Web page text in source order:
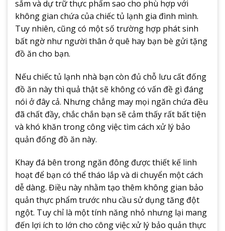
sắm và dự trữ thực phẩm sao cho phù hợp với
không gian chứa của chiếc tủ lạnh gia đình mình.
Tuy nhiên, cũng có một số trường hợp phát sinh
bất ngờ như người thân ở quê hay bạn bè gửi tặng
đồ ăn cho bạn.
Nếu chiếc tủ lạnh nhà bạn còn đủ chỗ lưu cất đống
đồ ăn này thì quả thật sẽ không có vấn đề gì đáng
nói ở đây cả. Nhưng chẳng may mọi ngăn chứa đều
đã chất đầy, chắc chắn bạn sẽ cảm thấy rất bất tiện
và khó khăn trong công việc tìm cách xử lý bảo
quản đống đồ ăn này.
Khay đá bên trong ngăn đông được thiết kế linh
hoạt để bạn có thể tháo lắp và di chuyển một cách
dễ dàng. Điều này nhằm tạo thêm không gian bảo
quản thực phẩm trước nhu cầu sử dụng tăng đột
ngột. Tuy chỉ là một tính năng nhỏ nhưng lại mang
đến lợi ích to lớn cho công việc xử lý bảo quản thực